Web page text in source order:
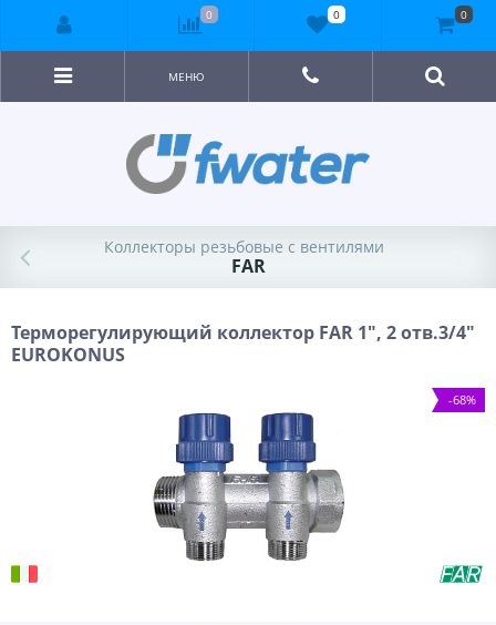
МЕНЮ
Коллекторы резьбовые с вентилями
FAR
Терморегулирующий коллектор FAR 1", 2 отв.3/4"
EUROKONUS
-68%
0 0 0